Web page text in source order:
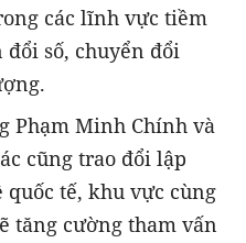
các lĩnh vực tiềm
số, chuyển đổi
Phạm Minh Chính và
cũng trao đổi lập
tế, khu vực cùng
tăng cường tham vấn